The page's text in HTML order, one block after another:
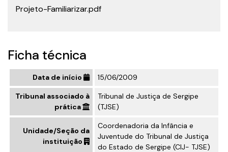
Projeto-Familiarizar.pdf
Ficha técnica
Data de início 15/06/2009
Tribunal associado à
prática
Tribunal de Justiça de Sergipe
(TJSE)
Unidade/Seção da
instituição
Coordenadoria da Infância e
Juventude do Tribunal de Justiça
do Estado de Sergipe (CIJ- TJSE)